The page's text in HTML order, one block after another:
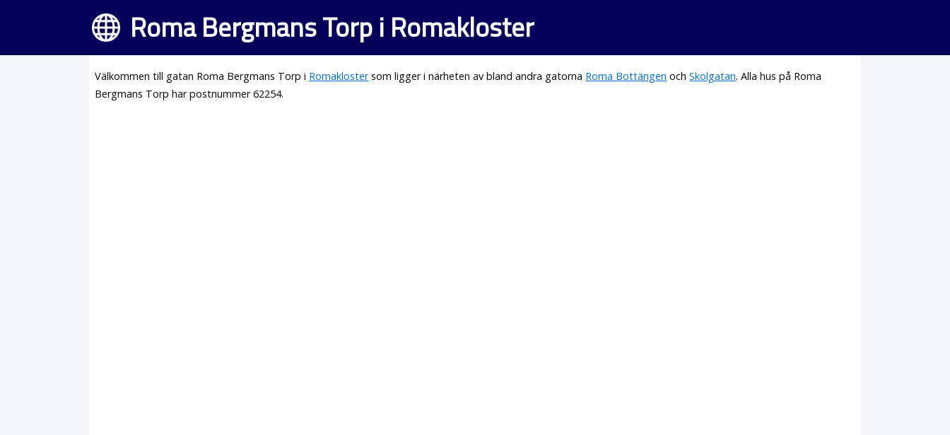
Roma Bergmans Torp i Romakloster
Välkommen till gatan Roma Bergmans Torp i Romaklostersom ligger i närheten av bland andra gatorna Roma Bottängen ochSkolgatan. Alla hus på Roma
Bergmans Torp har postnummer 62254.